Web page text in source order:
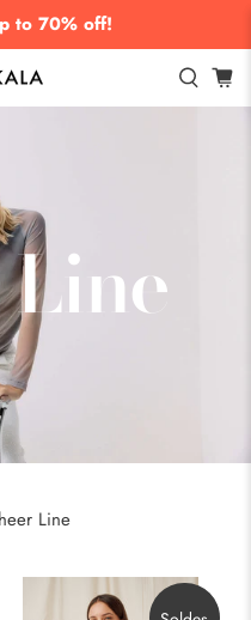
to 70% off!
Line
Line